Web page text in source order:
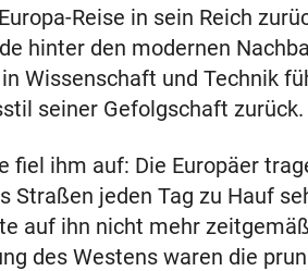
Reise in sein Reich
hinter den modernen
Wissenschaft und Technik
seiner Gefolgschaft zurück.
fiel ihm auf: Die Europäer
Straßen jeden Tag zu Hauf
auf ihn nicht mehr
des Westens waren die